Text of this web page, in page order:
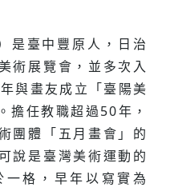
是臺中豐原人，日治
術展覽會，並多次入
與畫友成立「臺陽美
擔任教職超過50年，
團體「五月畫會」的
說是臺灣美術運動的
格，早年以寫實為